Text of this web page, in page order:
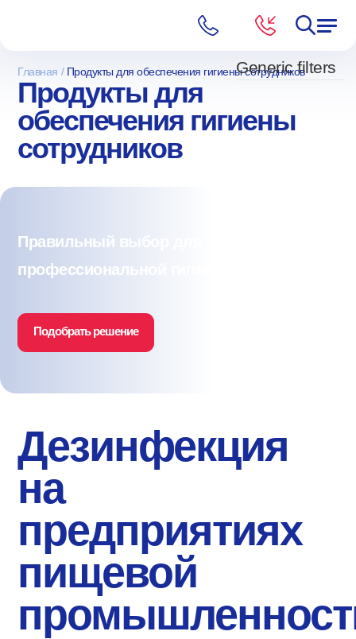
Generic filters
Главная Продукты для обеспечения гигиены сотрудников
Продукты для
обеспечения гигиены
сотрудников
Правильный выбор для
профессиональной гигиены
Подобрать решение
Дезинфекция
на
предприятиях
пищевой